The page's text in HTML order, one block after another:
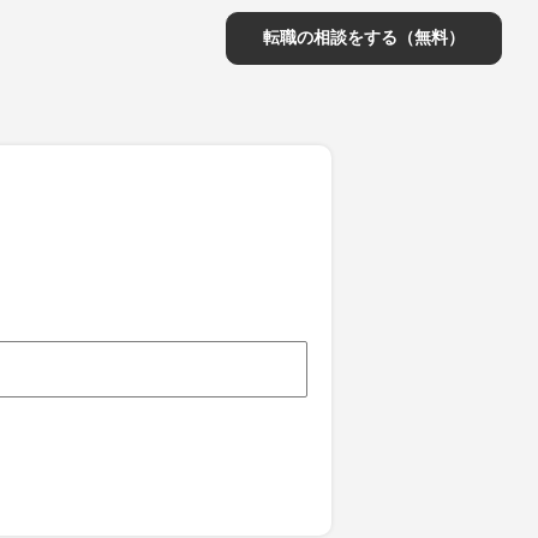
転職の相談をする（無料）